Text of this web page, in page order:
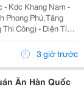
- Kdc Khang Nam -
Phong Phú,Tăng
- Diện Tích
Tích Công Nhận:
2 Lầu,...
3 giờ trước
Ăn Hàn Quốc